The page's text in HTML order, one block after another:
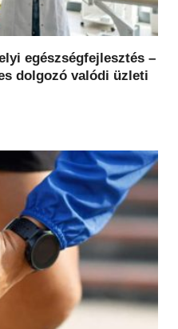
egészségfejlesztés –
dolgozó valódi üzleti